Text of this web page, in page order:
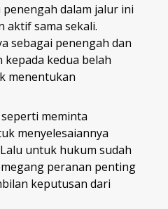
dalam jalur ini
aktif sama sekali.
sebagai penengah dan
kedua belah
menentukan
meminta
menyelesaiannya
untuk hukum sudah
peranan penting
keputusan dari